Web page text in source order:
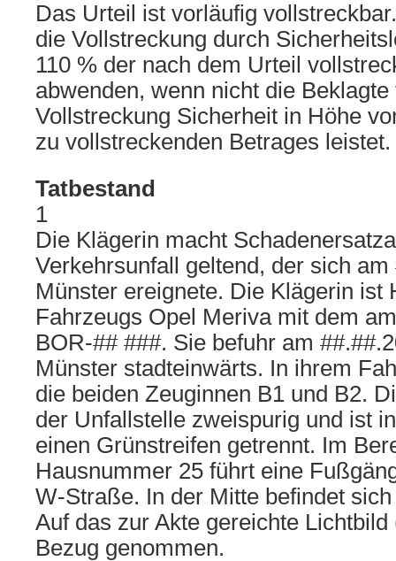
Das Urteil ist vorläufig
die Vollstreckung durch
110 % der nach dem Urteil
abwenden, wenn nicht die Beklagte
Vollstreckung Sicherheit in Höhe
zu vollstreckenden Betrages leistet.
Tatbestand
1
Die Klägerin macht
Verkehrsunfall geltend, der sich am
Münster ereignete. Die Klägerin ist
Fahrzeugs Opel Meriva mit dem
BOR-## ###. Sie befuhr am
Münster stadteinwärts. In ihrem
die beiden Zeuginnen B1 und B2.
der Unfallstelle zweispurig und ist
einen Grünstreifen getrennt. Im
Hausnummer 25 führt eine
W-Straße. In der Mitte befindet
Auf das zur Akte gereichte
Bezug genommen.